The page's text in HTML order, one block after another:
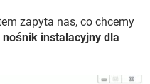
zapyta nas, co chcemy
nośnik instalacyjny dla